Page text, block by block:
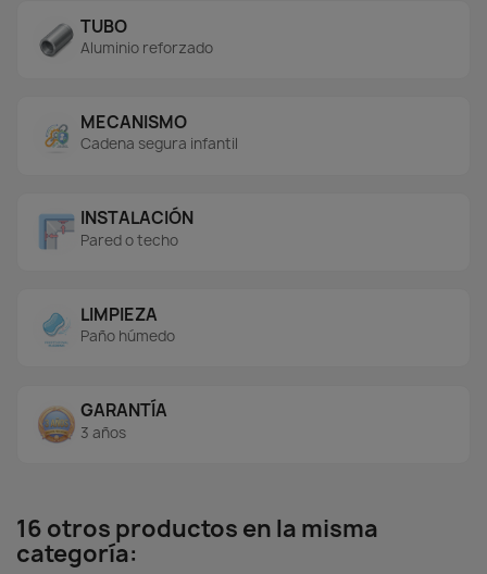
TUBO
Aluminio reforzado
MECANISMO
Cadena segura infantil
INSTALACIÓN
Pared o techo
LIMPIEZA
Paño húmedo
GARANTÍA
3 años
16 otros productos en la misma
categoría: